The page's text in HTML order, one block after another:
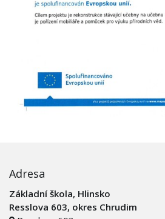
Adresa
Základní škola, Hlinsko
Resslova 603, okres Chrudim